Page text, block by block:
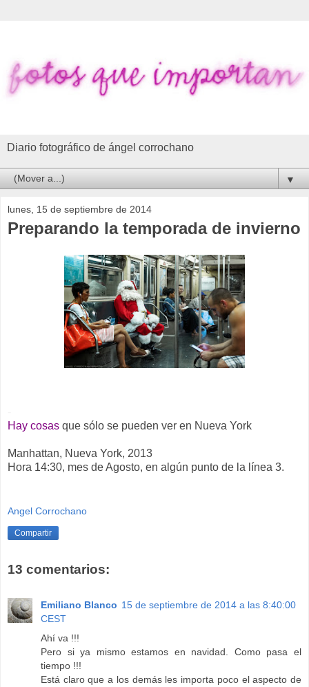
Diario fotográfico de ángel corrochano
▼
lunes, 15 de septiembre de 2014
Preparando la temporada de invierno
Hay cosas que sólo se pueden ver en Nueva York
Manhattan, Nueva York, 2013
Hora 14:30, mes de Agosto, en algún punto de la línea 3.
Angel Corrochano
Compartir
13 comentarios:
Emiliano Blanco 15 de septiembre de 2014 a las 8:40:00
CEST
Ahí va !!!
Pero si ya mismo estamos en navidad. Como pasa el
tiempo !!!
Está claro que a los demás les importa poco el aspecto de